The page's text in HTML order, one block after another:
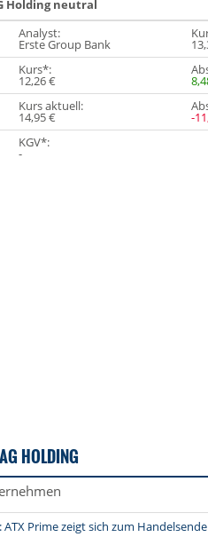
Holding neutral
Analyst:
Erste Group Bank
Kurs*:
12,26 €
Kurs aktuell:
14,95 €
-
KGV*:
-
HOLDING
Prime zeigt sich zum